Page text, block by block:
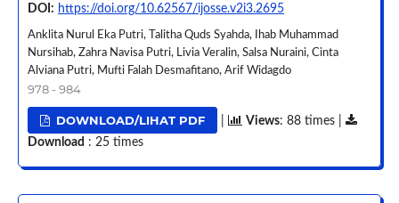
DOI: https://doi.org/10.62567/ijosse.v2i3.2695
Anklita Nurul Eka Putri, Talitha Quds Syahda, Ihab Muhammad
Nursihab, Zahra Navisa Putri, Livia Veralin, Salsa Nuraini, Cinta
Alviana Putri, Mufti Falah Desmafitano, Arif Widagdo
978 - 984
DOWNLOAD/LIHAT PDF Views: 88 times |
Download : 25 times